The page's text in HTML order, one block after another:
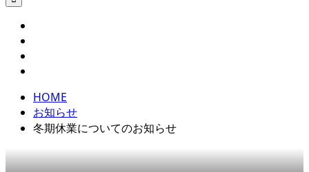
HOME
お知らせ
冬期休業についてのお知らせ